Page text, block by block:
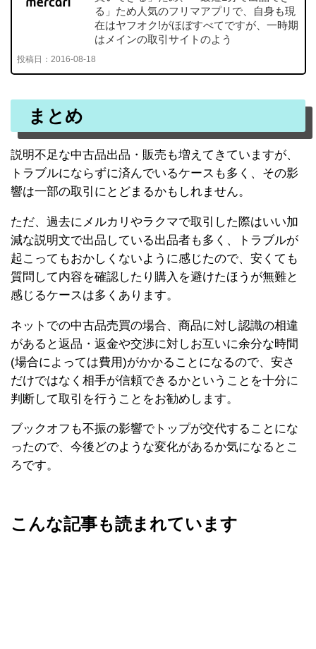
る」ため人気のフリマアプリで、自身も現
在はヤフオク!がほぼすべてですが、一時期
はメインの取引サイトのよう
投稿日： 2016-08-18
まとめ
説明不足な中古品出品・販売も増えてきていますが、
トラブルにならずに済んでいるケースも多く、その影
響は一部の取引にとどまるかもしれません。
ただ、過去にメルカリやラクマで取引した際はいい加
減な説明文で出品している出品者も多く、トラブルが
起こってもおかしくないように感じたので、安くても
質問して内容を確認したり購入を避けたほうが無難と
感じるケースは多くあります。
ネットでの中古品売買の場合、商品に対し認識の相違
があると返品・返金や交渉に対しお互いに余分な時間
(場合によっては費用)がかかることになるので、安さ
だけではなく相手が信頼できるかということを十分に
判断して取引を行うことをお勧めします。
ブックオフも不振の影響でトップが交代することにな
ったので、今後どのような変化があるか気になるとこ
ろです。
こんな記事も読まれています